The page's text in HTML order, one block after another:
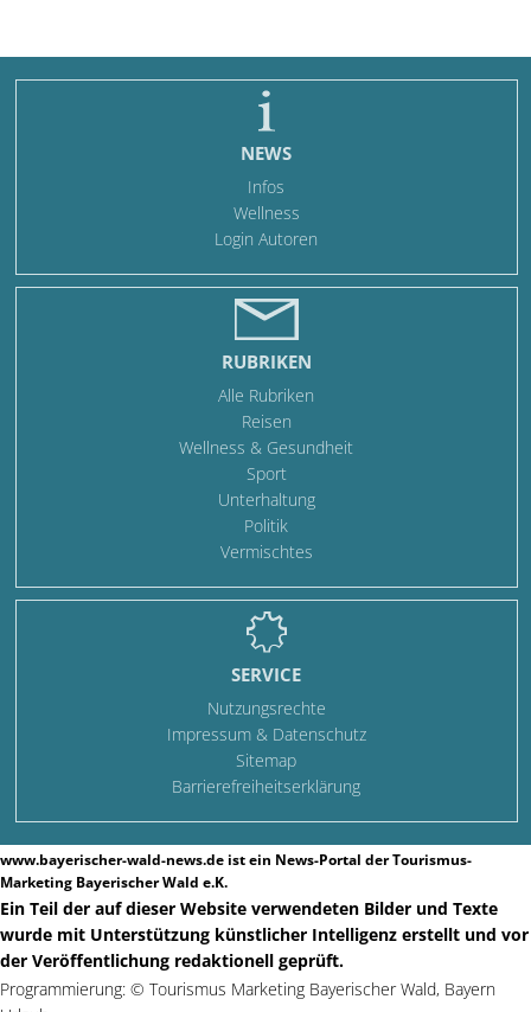
NEWS
Infos
Wellness
Login Autoren
RUBRIKEN
Alle Rubriken
Reisen
Wellness & Gesundheit
Sport
Unterhaltung
Politik
Vermischtes
SERVICE
Nutzungsrechte
Impressum & Datenschutz
Sitemap
Barrierefreiheitserklärung
www.bayerischer-wald-news.de ist ein News-Portal der Tourismus-
Marketing Bayerischer Wald e.K.
Ein Teil der auf dieser Website verwendeten Bilder und Texte
wurde mit Unterstützung künstlicher Intelligenz erstellt und vor
der Veröffentlichung redaktionell geprüft.
Programmierung: © Tourismus Marketing Bayerischer Wald, Bayern